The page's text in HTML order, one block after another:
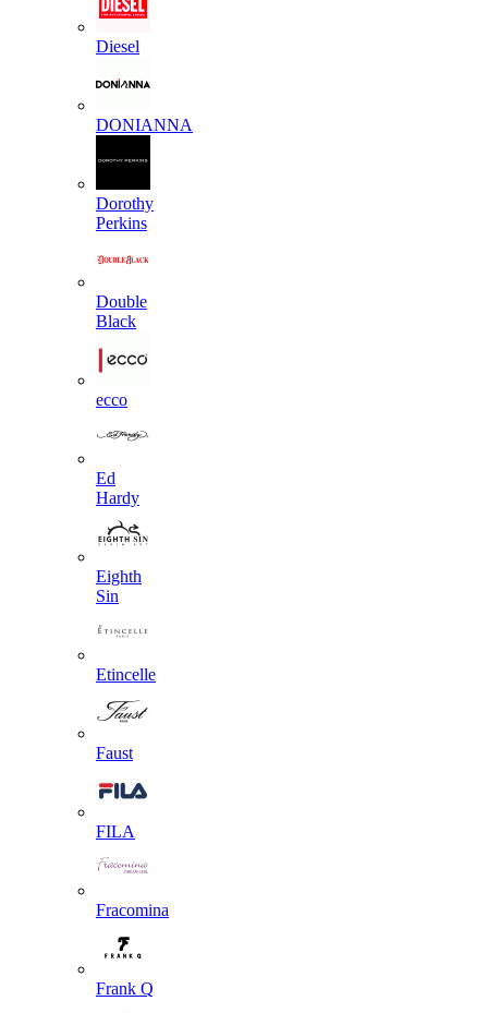
Diesel
DONIANNA
Dorothy
Perkins
Double
Black
ecco
Ed
Hardy
Eighth
Sin
Etincelle
Faust
FILA
Fracomina
Frank Q